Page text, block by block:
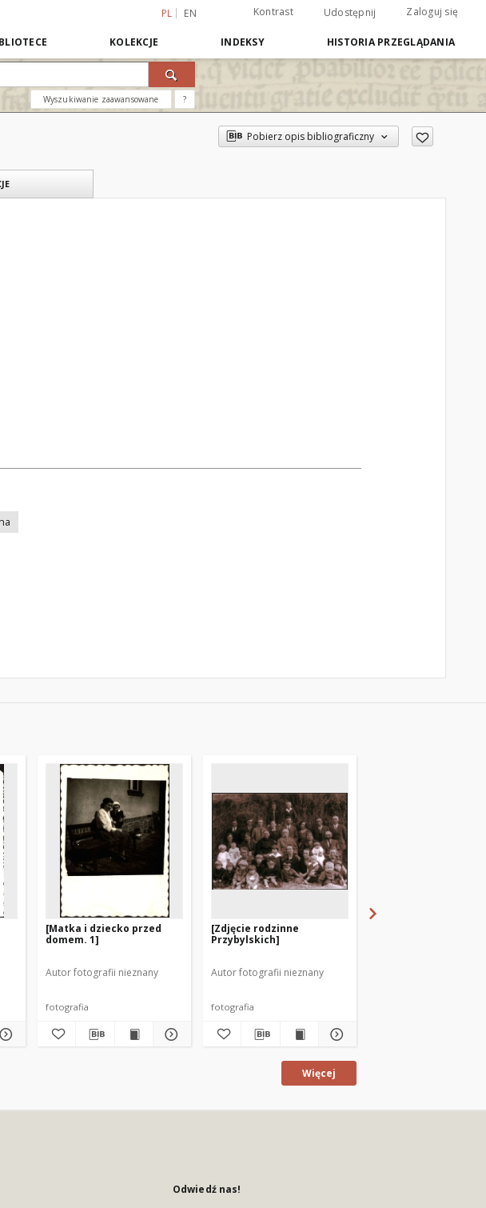
PL EN Kontrast Udostępnij Zaloguj się
KOLEKCJE INDEKSY HISTORIA PRZEGLĄDANIA
Wyszukiwanie zaawansowane ?
Pobierz opis bibliograficzny
[Matka i dziecko przed
domem. 1]
Autor fotografii nieznany
fotografia
[Zdjęcie rodzinne
Przybylskich]
Autor fotografii nieznany
fotografia
Więcej
Odwiedź nas!